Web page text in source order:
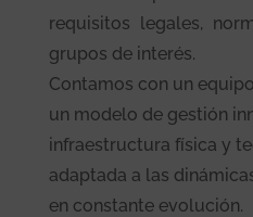
requisitos legales,
grupos de interés.
Contamos con un
un modelo de gestión
infraestructura física y
adaptada a las
en constante evolución.